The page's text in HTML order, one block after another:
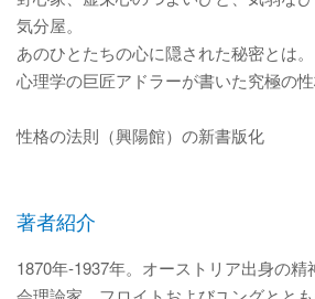
気分屋。
あのひとたちの心に隠された秘密とは。
心理学の巨匠アドラーが書いた究極の性
性格の法則（興陽館）の新書版化
著者紹介
1870年‐1937年。オーストリア出身の